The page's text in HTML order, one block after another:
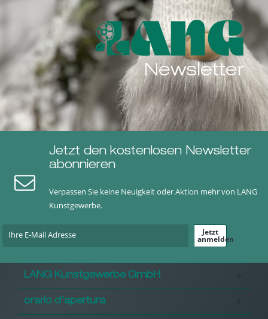
Newsletter
Jetzt den kostenlosen Newsletter
abonnieren
Verpassen Sie keine Neuigkeit oder Aktion mehr von LANG
Kunstgewerbe.
Jetzt
anmelden
LANG Kunstgewerbe GmbH
orario d'apertura